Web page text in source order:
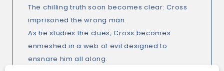
The chilling truth soon becomes clear: Cross
imprisoned the wrong man.
As he studies the clues, Cross becomes
enmeshed in a web of evil designed to
ensnare him all along.